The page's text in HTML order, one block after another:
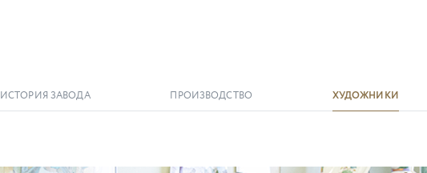
ХУДОЖНИКИ
ИСТОРИЯ ЗАВОДА ПРОИЗВОДСТВО ХУДОЖНИКИ